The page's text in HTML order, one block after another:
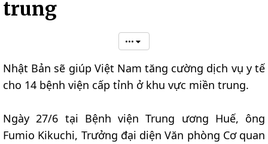
trung
•••
Nhật Bản sẽ giúp Việt Nam tăng cường dịch vụ y tế
cho 14 bệnh viện cấp tỉnh ở khu vực miền trung.
Ngày 27/6 tại Bệnh viện Trung ương Huế, ông
Fumio Kikuchi, Trưởng đại diện Văn phòng Cơ quan